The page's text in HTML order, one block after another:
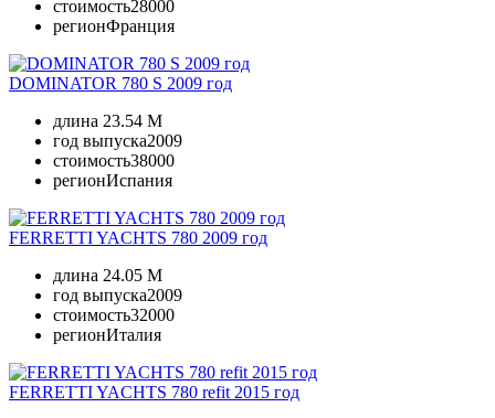
стоимость28000
регионФранция
DOMINATOR 780 S 2009 год
длина 23.54 M
год выпуска2009
стоимость38000
регионИспания
FERRETTI YACHTS 780 2009 год
длина 24.05 M
год выпуска2009
стоимость32000
регионИталия
FERRETTI YACHTS 780 refit 2015 год